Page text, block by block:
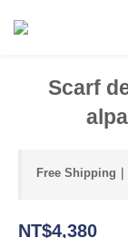
Scarf
Free Shipping
NT$4,380